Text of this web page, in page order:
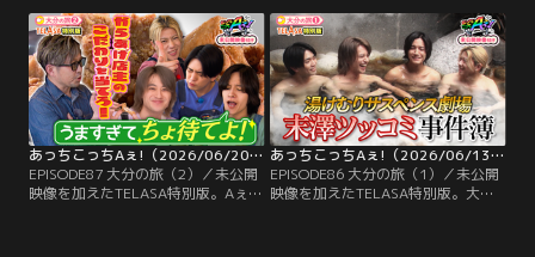
叶えるため、カッパに変身！頭の皿
の水がなくなったら弱ってしまうの
は本当なのか、生態を再現するた
め、水の入ったボウルを頭の上に乗
せた縄跳びに挑戦。
メンバーのご褒美企画。第一弾は小
島が「タイムリーヒットを打ちた
い」という願いを叶えるため、3イ
ニング攻撃のみの特別ルールで地元
中学生と対決！
あっちこっちAぇ!（2026/06/20放送分）第87話
EPISODE87 大分の旅（2）／未公開
映像を加えたTELASA特別版。Aぇ!
あっちこっちAぇ!（2026/06/13放送分）第86話
EPISODE86 大分の旅（1）／未公開
映像を加えたTELASA特別版。大分